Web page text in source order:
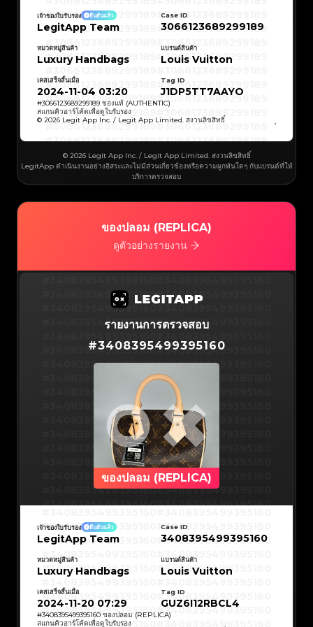
#3066123689299189
#3066123689299189
#3066123689299189
#3066123689299189
#3066123689299189
#3066123689299189
#3066123689299189
#3066123689299189
#3066123689299189
#3066123689299189
#3066123689299189
#3066123689299189
#3066123689299189#3066123689299189
#3066123689299189 #3066123689299189
#3066123689299189#3066123689299189
#3066123689299189#3066123689299189
#3066123689299189#3066123689299189
#3066123689299189#3066123689299189
#3066123689299189#3066123689299189
#3066123689299189#3066123689299189
#3066123689299189#3066123689299189
#3066123689299189#3066123689299189
#3066123689299189#3066123689299189
#3066123689299189#3066123689299189
#3066123689299189#3066123689299189
#3066123689299189
#3066123689299189
#3066123689299189#3066123689299189
#3066123689299189
#3066123689299189
#3066123689299189#3066123689299189
#3066123689299189#3066123689299189
#3066123689299189#3066123689299189
#3066123689299189#3066123689299189
#3066123689299189#3066123689299189
#3066123689299189#3066123689299189
#3066123689299189#3066123689299189
#3066123689299189
#3066123689299189
#3066123689299189
#3066123689299189
#3066123689299189
#3066123689299189
#3066123689299189
#3066123689299189
#3066123689299189
#3066123689299189
#3066123689299189
#3066123689299189#3066123689299189
#3066123689299189
#3066123689299189
#3066123689299189
#3066123689299189
#3066123689299189
#3066123689299189
#3066123689299189
#3066123689299189
#3066123689299189
#3066123689299189
#3066123689299189#3066123689299189
#3066123689299189
#3066123689299189
#3066123689299189#3066123689299189
#3066123689299189#3066123689299189
#3066123689299189#3066123689299189
#3066123689299189#3066123689299189
#3066123689299189#3066123689299189
#3066123689299189#3066123689299189
#3066123689299189
#3066123689299189
#3066123689299189#3066123689299189
#3066123689299189#3066123689299189
#3066123689299189#3066123689299189
#3066123689299189#3066123689299189
#3066123689299189#3066123689299189
#3066123689299189#3066123689299189
#3066123689299189#3066123689299189
#3066123689299189
#3066123689299189
#3066123689299189
#3066123689299189
#3066123689299189#3066123689299189
#3066123689299189#3066123689299189
#3066123689299189#3066123689299189
#3066123689299189#3066123689299189
#3066123689299189#3066123689299189
#3066123689299189#3066123689299189
#3066123689299189#3066123689299189
#3066123689299189
#3066123689299189
#3066123689299189
#3066123689299189
#3066123689299189
#3066123689299189
#3066123689299189
#3066123689299189
#3066123689299189
#3066123689299189
#3066123689299189
#3066123689299189
#3066123689299189#3066123689299189
เจ้าของใบรับรอง ยืนยันแล้ว
LegitApp Team
Case ID
3066123689299189
หมวดหมู่สินค้า
Luxury Handbags
แบรนด์สินค้า
Louis Vuitton
เคสเสร็จสิ้นเมื่อ
2024-11-04 03:20
Tag ID
J1DP5TT7AAYO
#3066123689299189 ของแท้ (AUTHENTIC)
สแกนคิวอาร์โค้ดเพื่อดูใบรับรอง
© 2026 Legit App Inc. / Legit App Limited. สงวนลิขสิทธิ์
© 2026 Legit App Inc. / Legit App Limited. สงวนลิขสิทธิ์
LegitApp ดำเนินงานอย่างอิสระและไม่มีส่วนเกี่ยวข้องหรือความผูกพันใดๆ กับแบรนด์ที่ให้
บริการตรวจสอบ
ของปลอม (REPLICA)
ดูตัวอย่างรายงาน
#3408395499395160#3408395499395160
#3408395499395160#3408395499395160
#3408395499395160#3408395499395160
#3408395499395160#3408395499395160
#3408395499395160#3408395499395160
#3408395499395160#3408395499395160
#3408395499395160
#3408395499395160
#3408395499395160
#3408395499395160
#3408395499395160#3408395499395160
#3408395499395160#3408395499395160
#3408395499395160#3408395499395160
#3408395499395160#3408395499395160
#3408395499395160#3408395499395160
#3408395499395160#3408395499395160
#3408395499395160#3408395499395160
#3408395499395160
#3408395499395160
#3408395499395160
#3408395499395160
#3408395499395160
#3408395499395160
#3408395499395160
#3408395499395160
#3408395499395160
#3408395499395160
#3408395499395160
#3408395499395160
#3408395499395160#3408395499395160
รายงานการตรวจสอบ
#3408395499395160
ของปลอม (REPLICA)
#3408395499395160
#3408395499395160
#3408395499395160
#3408395499395160
#3408395499395160
#3408395499395160
#3408395499395160
#3408395499395160
#3408395499395160
#3408395499395160
#3408395499395160 #3408395499395160
#3408395499395160
#3408395499395160
เจ้าของใบรับรอง ยืนยันแล้ว
LegitApp Team
Case ID
3408395499395160
หมวดหมู่สินค้า
Luxury Handbags
แบรนด์สินค้า
Louis Vuitton
เคสเสร็จสิ้นเมื่อ
2024-11-20 07:29
Tag ID
GUZ6I12RBCL4
#3408395499395160 ของปลอม (REPLICA)
สแกนคิวอาร์โค้ดเพื่อดูใบรับรอง